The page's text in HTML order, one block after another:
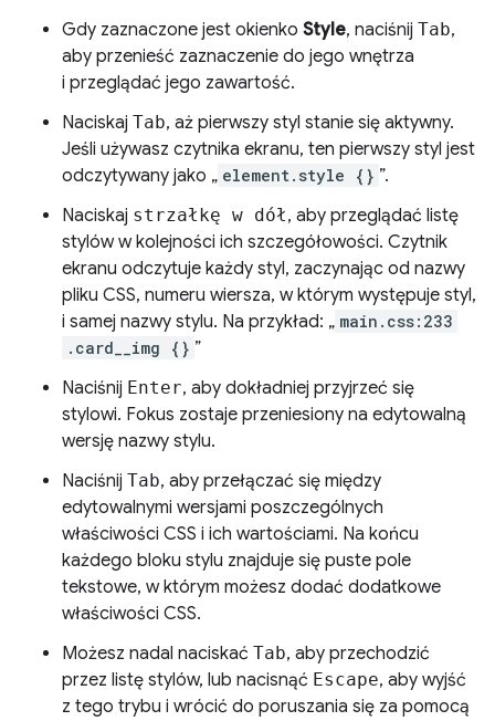
Gdy zaznaczone jest okienko Style, naciśnij Tab,
aby przenieść zaznaczenie do jego wnętrza
i przeglądać jego zawartość.
Naciskaj Tab, aż pierwszy styl stanie się aktywny.
Jeśli używasz czytnika ekranu, ten pierwszy styl jest
odczytywany jako „ element.style {} ”.
Naciskaj strzałkę w dół, aby przeglądać listę
stylów w kolejności ich szczegółowości. Czytnik
ekranu odczytuje każdy styl, zaczynając od nazwy
pliku CSS, numeru wiersza, w którym występuje styl,
i samej nazwy stylu. Na przykład: „ main.css:233
.card__img {} ”
Naciśnij Enter, aby dokładniej przyjrzeć się
stylowi. Fokus zostaje przeniesiony na edytowalną
wersję nazwy stylu.
Naciśnij Tab, aby przełączać się między
edytowalnymi wersjami poszczególnych
właściwości CSS i ich wartościami. Na końcu
każdego bloku stylu znajduje się puste pole
tekstowe, w którym możesz dodać dodatkowe
właściwości CSS.
Możesz nadal naciskać Tab, aby przechodzić
przez listę stylów, lub nacisnąć Escape, aby wyjść
z tego trybu i wrócić do poruszania się za pomocą